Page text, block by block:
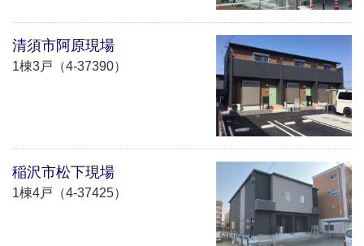
清須市阿原現場
1棟3戸（4-37390）
稲沢市松下現場
1棟4戸（4-37425）